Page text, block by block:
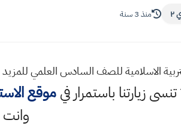
منذ 3 سنة
الاسلامية للصف السادس العلمي
تنسى زيارتنا باستمرار فيموقع